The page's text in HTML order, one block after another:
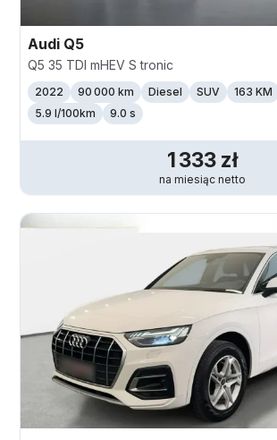
Audi Q5
Q5 35 TDI mHEV S tronic
2022 90 000 km Diesel SUV 163 KM
5.9 l/100km
9.0 s
1 333 zł
na miesiąc netto